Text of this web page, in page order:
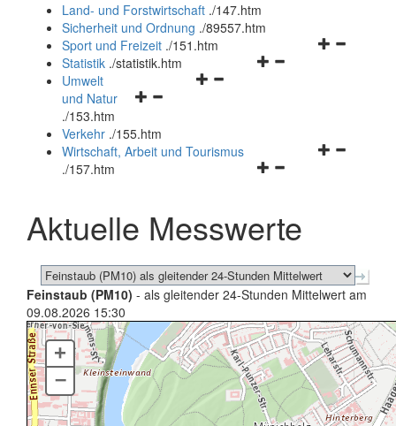
und
schließen
Land- und Forstwirtschaft ./147.htm
Sicherheit und Ordnung ./89557.htm
Navigationsmenü
Sport und Freizeit ./151.htm
Navigationsmenü
Statistik ./statistik.htm
Navigationsmenü
und
schließen
Umwelt
und Natur
./153.htm
Verkehr ./155.htm
Navigationsmenü
schließen
Wirtschaft, Arbeit und Tourismus
./157.htm
Aktuelle Messwerte
Feinstaub (PM10) - als gleitender 24-Stunden Mittelwert am
09.08.2026 15:30
+
–